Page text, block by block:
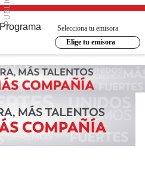
Programa
Selecciona tu emisora
Elige tu emisora